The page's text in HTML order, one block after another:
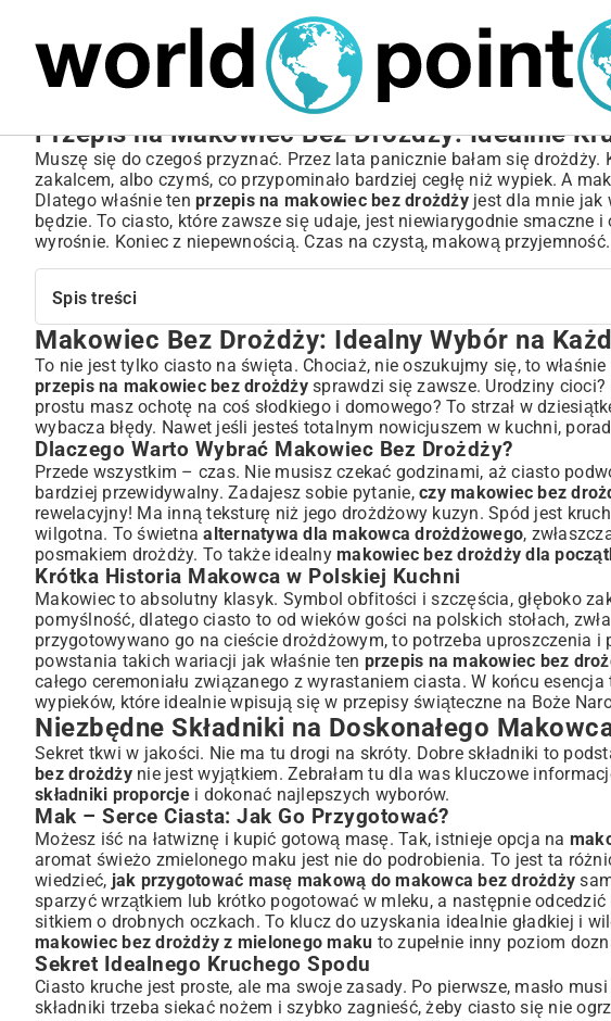
Przepis na Makowiec Bez Drożdży: Idealnie
Muszę się do czegoś przyznać. Przez lata panicznie bałam się
zakalcem, albo czymś, co przypominało bardziej cegłę niż wypiek. A
Dlatego właśnie ten przepis na makowiec bez drożdżyjest dla mnie jak
będzie. To ciasto, które zawsze się udaje, jest niewiarygodnie smaczne
wyrośnie. Koniec z niepewnością. Czas na czystą, makową przyjemność.
Spis treści
Makowiec Bez Drożdży: Idealny Wybór na Każdą Okazję
Dlaczego Warto Wybrać Makowiec Bez Drożdży?
Krótka Historia Makowca w Polskiej Kuchni
Niezbędne Składniki na Doskonałego Makowca Bez Drożdży
Mak – Serce Ciasta: Jak Go Przygotować?
Sekret Idealnego Kruchego Spodu
Dodatki, Które Podkreślą Smak
Krok po Kroku: Jak Upiec Makowiec Bez Drożdży?
Przygotowanie Masy Makowej
Wyrabianie Ciasta Kruchego
Składanie i Pieczenie Makowca
Wariacje i Praktyczne Porady dla Piekących
Bezglutenowy Makowiec Bez Drożdży? To Możliwe!
Jak Udekorować Makowiec? Pomysły na Polewy i Posypki
Najczęściej Popełniane Błędy i Jak Ich Uniknąć
Przechowywanie Makowca i Serwowanie
Jak Długo Zachować Świeżość Makowca?
Idealne Dodatki do Serwowania Makowca
Podsumowanie: Makowiec Bez Drożdży – Tradycja w Nowoczesnym
Makowiec Bez Drożdży: Idealny Wybór na
To nie jest tylko ciasto na święta. Chociaż, nie oszukujmy się, to
przepis na makowiec bez drożdżysprawdzi się zawsze. Urodziny cioci?
prostu masz ochotę na coś słodkiego i domowego? To strzał w
wybacza błędy. Nawet jeśli jesteś totalnym nowicjuszem w kuchni,
Dlaczego Warto Wybrać Makowiec Bez Drożdży?
Przede wszystkim – czas. Nie musisz czekać godzinami, aż ciasto
bardziej przewidywalny. Zadajesz sobie pytanie, czy makowiec bez
rewelacyjny! Ma inną teksturę niż jego drożdżowy kuzyn. Spód jest
wilgotna. To świetnaalternatywa dla makowca drożdżowego,
posmakiem drożdży. To także idealny makowiec bez drożdży dla
Krótka Historia Makowca w Polskiej Kuchni
Makowiec to absolutny klasyk. Symbol obfitości i szczęścia, głęboko
pomyślność, dlatego ciasto to od wieków gości na polskich stołach,
przygotowywano go na cieście drożdżowym, to potrzeba uproszczenia
powstania takich wariacji jak właśnie ten przepis na makowiec bez
całego ceremoniału związanego z wyrastaniem ciasta. W końcu
wypieków, które idealnie wpisują się w przepisy świąteczne na Boże
Niezbędne Składniki na Doskonałego
Sekret tkwi w jakości. Nie ma tu drogi na skróty. Dobre składniki to
bez drożdżynie jest wyjątkiem. Zebrałam tu dla was kluczowe
składniki proporcjei dokonać najlepszych wyborów.
Mak – Serce Ciasta: Jak Go Przygotować?
Możesz iść na łatwiznę i kupić gotową masę. Tak, istnieje opcja na
aromat świeżo zmielonego maku jest nie do podrobienia. To jest ta
wiedzieć, jak przygotować masę makową do makowca bez drożdży
sparzyć wrzątkiem lub krótko pogotować w mleku, a następnie
sitkiem o drobnych oczkach. To klucz do uzyskania idealnie gładkiej i
makowiec bez drożdży z mielonego maku to zupełnie inny poziom
Sekret Idealnego Kruchego Spodu
Ciasto kruche jest proste, ale ma swoje zasady. Po pierwsze, masło
składniki trzeba siekać nożem i szybko zagnieść, żeby ciasto się nie